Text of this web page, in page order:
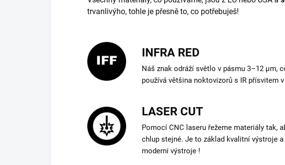
trvanlivýho, tohle je přesně to, co potřebuješ!
INFRA RED
Náš znak odráží světlo v pásmu 3–12 µm,
používá většina noktovizorů s IR přísvitem v
LASER CUT
Pomocí CNC laseru řežeme materiály tak,
chlup stejné. Je to základ kvalitní výstroje
moderní výstroje !